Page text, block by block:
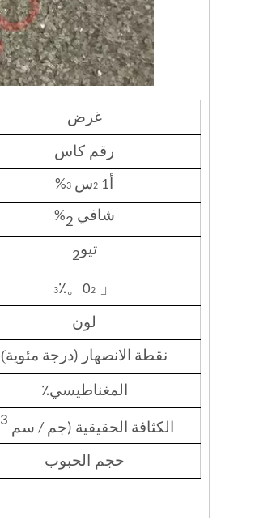
غرض
رقم كاس
2س 3
%
شافي 2
%
تيو2
「
02
。
3٪
لون
نقطة الانصهار (درجة مئوية)
المغناطيسي٪
الكثافة الحقيقية (جم / سم
3
حجم الحبوب